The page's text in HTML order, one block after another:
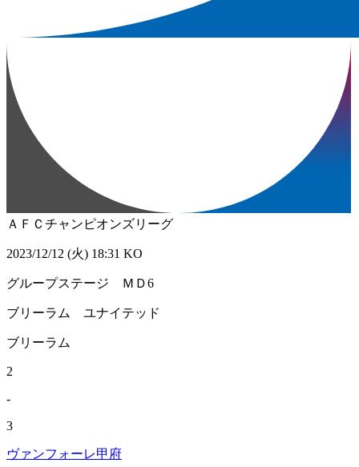
ＡＦＣチャンピオンズリーグ
2023/12/12 (火) 18:31 KO
グループステージ ＭＤ6
ブリーラム ユナイテッド
ブリーラム
2
-
3
ヴァンフォーレ甲府